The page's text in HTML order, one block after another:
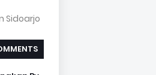
Sidoarjo